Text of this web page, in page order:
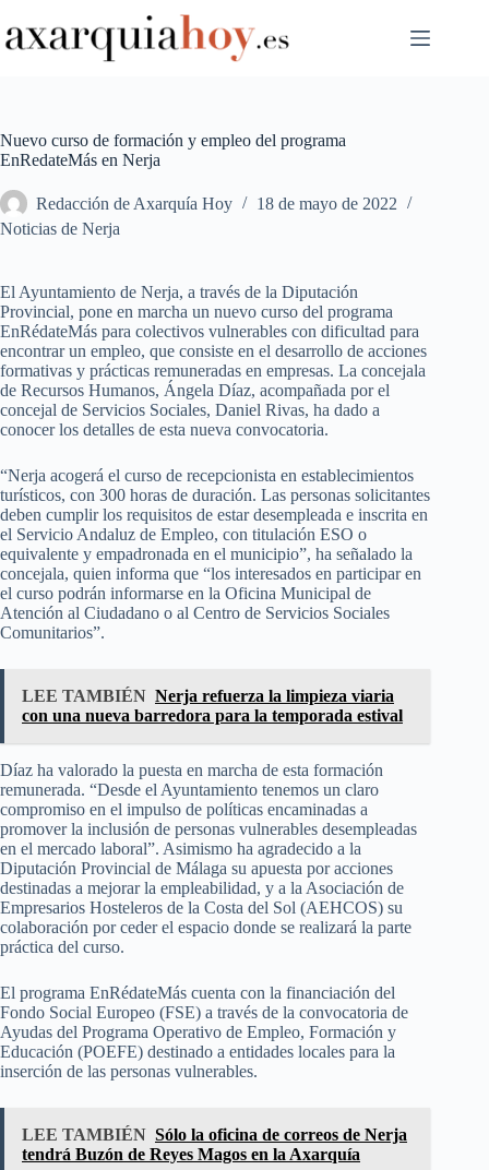
al
contenido
Nuevo curso de formación y empleo del programa
EnRedateMás en Nerja
Redacción de Axarquía Hoy
18 de mayo de 2022
Noticias de Nerja
El Ayuntamiento de Nerja, a través de la Diputación
Provincial, pone en marcha un nuevo curso del programa
EnRédateMás para colectivos vulnerables con dificultad para
encontrar un empleo, que consiste en el desarrollo de acciones
formativas y prácticas remuneradas en empresas. La concejala
de Recursos Humanos, Ángela Díaz, acompañada por el
concejal de Servicios Sociales, Daniel Rivas, ha dado a
conocer los detalles de esta nueva convocatoria.
“Nerja acogerá el curso de recepcionista en establecimientos
turísticos, con 300 horas de duración. Las personas solicitantes
deben cumplir los requisitos de estar desempleada e inscrita en
el Servicio Andaluz de Empleo, con titulación ESO o
equivalente y empadronada en el municipio”, ha señalado la
concejala, quien informa que “los interesados en participar en
el curso podrán informarse en la Oficina Municipal de
Atención al Ciudadano o al Centro de Servicios Sociales
Comunitarios”.
LEE TAMBIÉN Nerja refuerza la limpieza viaria
con una nueva barredora para la temporada estival
Díaz ha valorado la puesta en marcha de esta formación
remunerada. “Desde el Ayuntamiento tenemos un claro
compromiso en el impulso de políticas encaminadas a
promover la inclusión de personas vulnerables desempleadas
en el mercado laboral”. Asimismo ha agradecido a la
Diputación Provincial de Málaga su apuesta por acciones
destinadas a mejorar la empleabilidad, y a la Asociación de
Empresarios Hosteleros de la Costa del Sol (AEHCOS) su
colaboración por ceder el espacio donde se realizará la parte
práctica del curso.
El programa EnRédateMás cuenta con la financiación del
Fondo Social Europeo (FSE) a través de la convocatoria de
Ayudas del Programa Operativo de Empleo, Formación y
Educación (POEFE) destinado a entidades locales para la
inserción de las personas vulnerables.
LEE TAMBIÉN Sólo la oficina de correos de Nerja
tendrá Buzón de Reyes Magos en la Axarquía